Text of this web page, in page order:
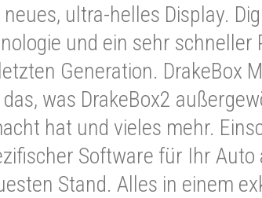
neues, ultra-helles Display.
und ein sehr schneller
Generation. DrakeBox
was DrakeBox2
hat und vieles mehr.
Software für Ihr Auto
Stand. Alles in einem